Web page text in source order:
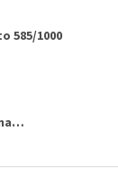
585/1000